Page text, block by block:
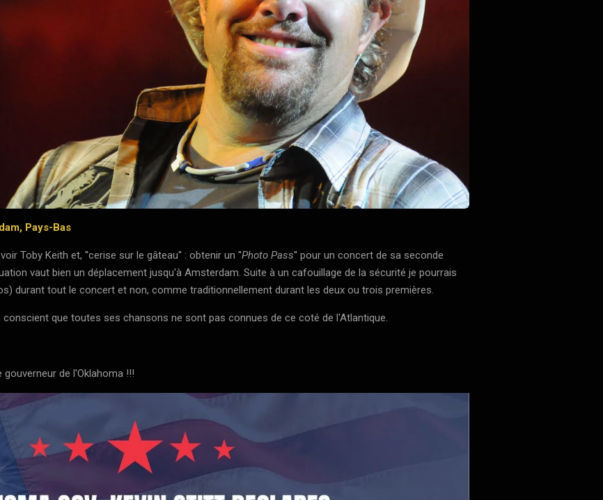
Pays-Bas
Toby Keith et, ''cerise sur le gâteau'' : obtenir un ''Photo Pass'' pour un concert de sa seconde
vaut bien un déplacement jusqu'à Amsterdam. Suite à un cafouillage de la sécurité je pourrais
durant tout le concert et non, comme traditionnellement durant les deux ou trois premières.
conscient que toutes ses chansons ne sont pas connues de ce coté de l'Atlantique.
gouverneur de l'Oklahoma !!!